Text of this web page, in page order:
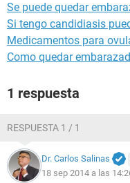
Se puede quedar
Si tengo candidiasis
Medicamentos para
Como quedar
1 respuesta
RESPUESTA 1 / 1
Dr. Carlos Salinas
18 sep 2014 a las